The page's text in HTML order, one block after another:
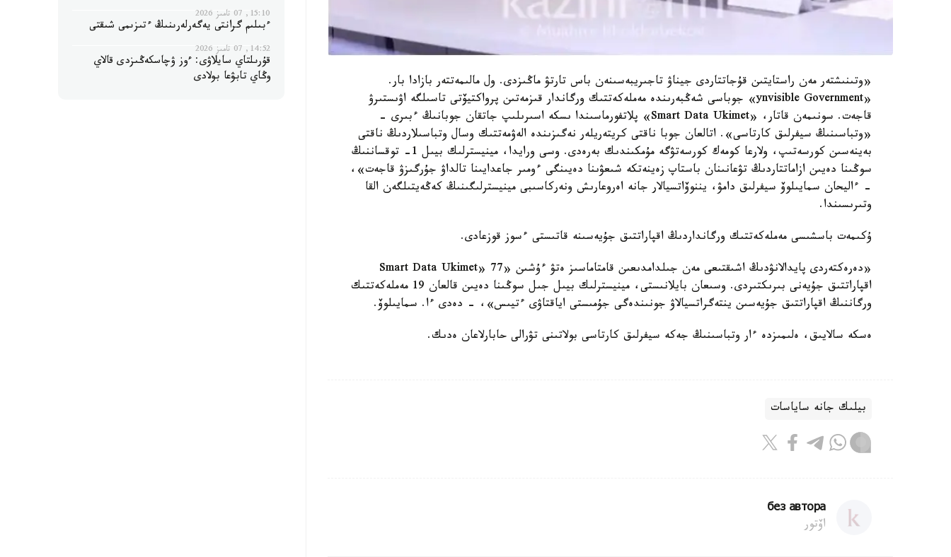
«وتىنىشتەر مەن راستايتىن قۇجاتتاردى جيناۋ تاجىريبەسىنەن باس تارتۋ ماڭىزدى. ول مالىمەتتەر بازادا بار.
«ynvisible Government» جوباسى شەڭبەرىندە مەملەكەتتىك ورگاندار قىزمەتىن پرواكتيۆتى تاسىلگە اۋىستىرۋ
قاجەت. سونىمەن قاتار، «Smart Data Ukimet» پلاتفورماسىندا ىسكە اسىرىلىپ جاتقان جوبانىڭ ءبىرى -
«وتباسىنىڭ سيفرلىق كارتاسى». اتالعان جوبا ناقتى كريتەريلەر نەگىزىندە الەۋمەتتىك وسال وتباسىلاردىڭ ناقتى
بەينەسىن كورسەتىپ، ولارعا كومەك كورسەتۋگە مۇمكىندىك بەرەدى. وسى ورايدا، مينيسترلىك بيىل 1- توقساننىڭ
سوڭىنا دەيىن ازاماتتاردىڭ تۋعانىنان باستاپ زەينەتكە شىعۋىنا دەيىنگى ءومىر جاعدايىنا تالداۋ جۇرگىزۋ قاجەت»،
- ءاليحان سمايىلوۆ سيفرلىق دامۋ، يننوۆاتسيالار جانە اەروعارىش ونەركاسىبى مينيسترلىگىنىڭ كەڭەيتىلگەن القا
وتىرىسىندا.
ۇكىمەت باسشىسى مەملەكەتتىك ورگانداردىڭ اقپاراتتىق جۇيەسىنە قاتىستى ءسوز قوزعادى.
«دەرەكتەردى پايدالانۋدىڭ اشىقتىعى مەن جىلدامدىعىن قامتاماسىز ەتۋ ءۇشىن «Smart Data Ukimet» 77
اقپاراتتىق جۇيەنى بىرىكتىردى. وسىعان بايلانىستى، مينيسترلىك بيىل جىل سوڭىنا دەيىن قالعان 19 مەملەكەتتىك
ورگاننىڭ اقپاراتتىق جۇيەسىن ينتەگراتسيالاۋ جونىندەگى جۇمىستى اياقتاۋى ءتيىس»، - دەدى ءا. سمايىلوۆ.
ەسكە سالايىق، ەلىمىزدە ءار وتباسىنىڭ جەكە سيفرلىق كارتاسى بولاتىنى تۋرالى حابارلاعان ەدىك.
بيلىك جانە ساياسات
без автора
اۆتور
15:10, 07 تامىز 2026
ءبىلىم گرانتى يەگەرلەرىنىڭ ءتىزىمى شىقتى
14:52, 07 تامىز 2026
قۇرىلتاي سايلاۋى: ءوز ۋچاسكەڭىزدى قالاي
وڭاي تابۋعا بولادى